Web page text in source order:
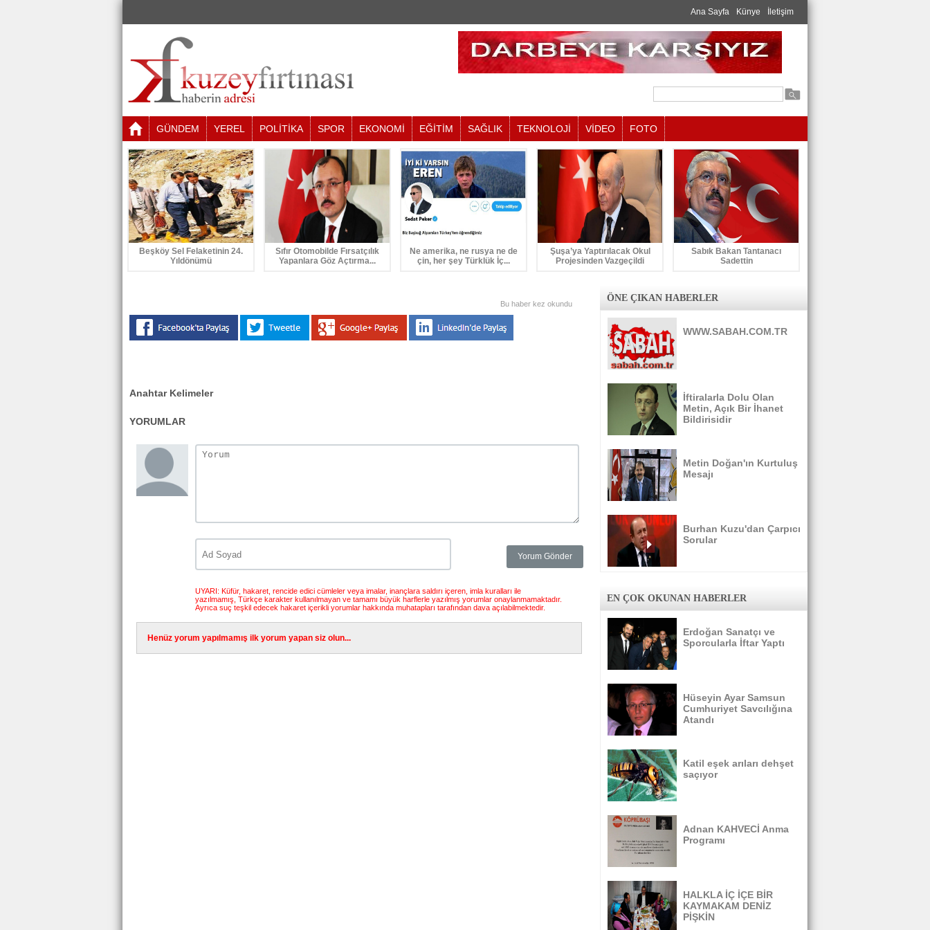
Ana Sayfa Künye İletişim
GÜNDEM YEREL POLİTİKA SPOR EKONOMİ EĞİTİM SAĞLIK TEKNOLOJİ VİDEO FOTO
Beşköy Sel Felaketinin 24.
Yıldönümü
Sıfır Otomobilde Fırsatçılık
Yapanlara Göz Açtırma...
Ne amerika, ne rusya ne de
çin, her şey Türklük İç...
Şuşa’ya Yaptırılacak Okul
Projesinden Vazgeçildi
Sabık Bakan Tantanacı
Sadettin
Bu haber kez okundu
Anahtar Kelimeler
YORUMLAR
UYARI: Küfür, hakaret, rencide edici cümleler veya imalar, inançlara saldırı içeren, imla kuralları ile
yazılmamış, Türkçe karakter kullanılmayan ve tamamı büyük harflerle yazılmış yorumlar onaylanmamaktadır.
Ayrıca suç teşkil edecek hakaret içerikli yorumlar hakkında muhatapları tarafından dava açılabilmektedir.
Henüz yorum yapılmamış ilk yorum yapan siz olun...
ÖNE ÇIKAN HABERLER
WWW.SABAH.COM.TR
İftiralarla Dolu Olan
Metin, Açık Bir İhanet
Bildirisidir
Metin Doğan'ın Kurtuluş
Mesajı
Burhan Kuzu'dan Çarpıcı
Sorular
EN ÇOK OKUNAN HABERLER
Erdoğan Sanatçı ve
Sporcularla İftar Yaptı
Hüseyin Ayar Samsun
Cumhuriyet Savcılığına
Atandı
Katil eşek arıları dehşet
saçıyor
Adnan KAHVECİ Anma
Programı
HALKLA İÇ İÇE BİR
KAYMAKAM DENİZ
PİŞKİN